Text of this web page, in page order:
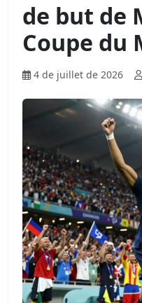
de but de
Coupe du
4 de juillet de 2026